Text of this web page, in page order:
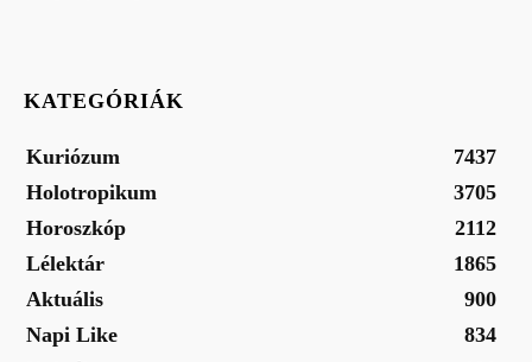
KATEGÓRIÁK
Kuriózum
7437
Holotropikum
3705
Horoszkóp
2112
Lélektár
1865
Aktuális
900
Napi Like
834